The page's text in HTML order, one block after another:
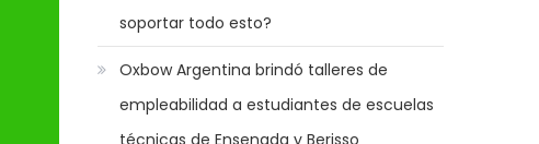
soportar todo esto?
Oxbow Argentina brindó talleres de
empleabilidad a estudiantes de escuelas
técnicas de Ensenada y Berisso